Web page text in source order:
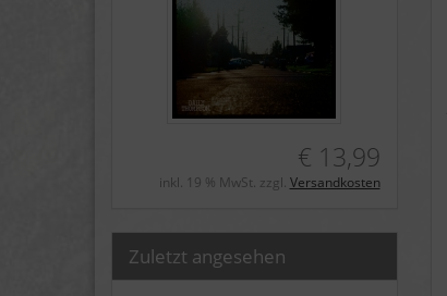
€ 13,99
inkl. 19 % MwSt. zzgl. Versandkosten
Zuletzt angesehen